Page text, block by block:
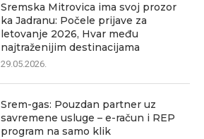
Sremska Mitrovica ima svoj prozor
ka Jadranu: Počele prijave za
letovanje 2026, Hvar među
najtraženijim destinacijama
29.05.2026.
Srem-gas: Pouzdan partner uz
savremene usluge – e-račun i REP
program na samo klik